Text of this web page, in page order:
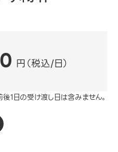
円（税込/日）
1日の受け渡し日は含みません。